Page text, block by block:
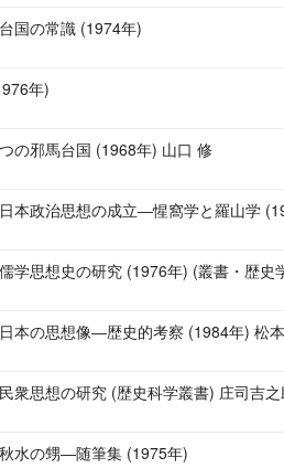
国の常識 (1974年)
年)
の邪馬台国 (1968年) 山口 修
本政治思想の成立―惺窩学と羅山学
学思想史の研究 (1976年) (叢書・歴史
本の思想像―歴史的考察 (1984年) 松
衆思想の研究 (歴史科学叢書) 庄司吉之
水の甥―随筆集 (1975年)